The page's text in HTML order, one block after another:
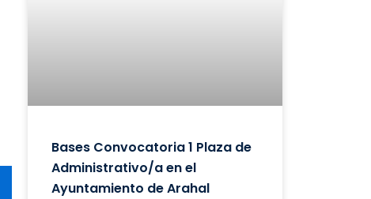
Bases Convocatoria 1 Plaza de
Administrativo/a en el
Ayuntamiento de Arahal